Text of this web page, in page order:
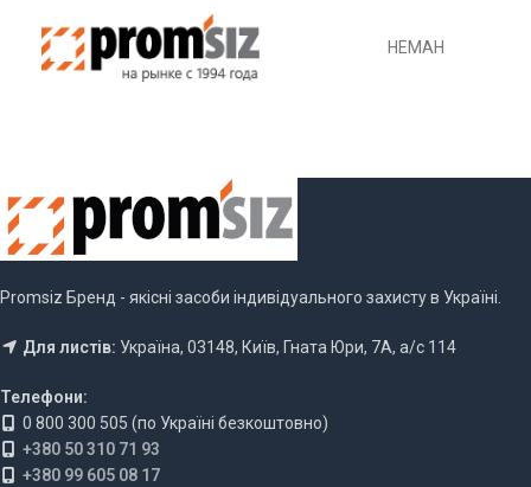
НЕМАН
Promsiz Бренд - якісні засоби індивідуального захисту в Україні.
Для листів: Україна, 03148, Київ, Гната Юри, 7А, а/с 114
Телефони:
0 800 300 505 (по Україні безкоштовно)
+380 50 310 71 93
+380 99 605 08 17